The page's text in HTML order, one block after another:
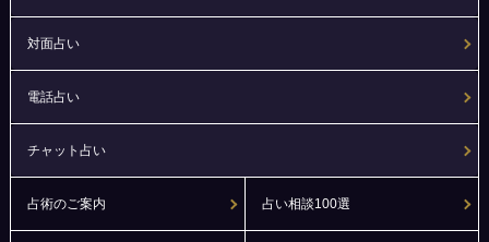
対面占い
電話占い
チャット占い
占術のご案内 占い相談100選